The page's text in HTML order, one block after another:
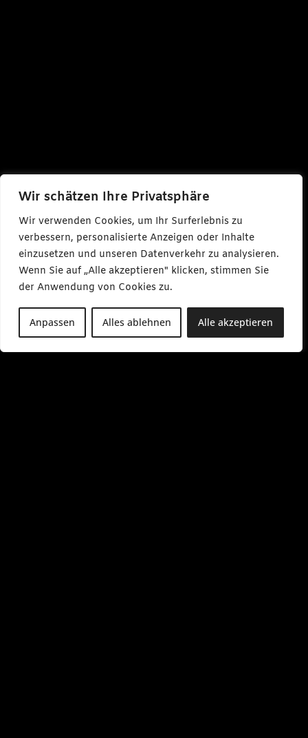
Wir schätzen Ihre Privatsphäre
Wir verwenden Cookies, um Ihr Surferlebnis zu
verbessern, personalisierte Anzeigen oder Inhalte
einzusetzen und unseren Datenverkehr zu analysieren.
Wenn Sie auf „Alle akzeptieren" klicken, stimmen Sie
der Anwendung von Cookies zu.
Anpassen Alles ablehnen Alle akzeptieren